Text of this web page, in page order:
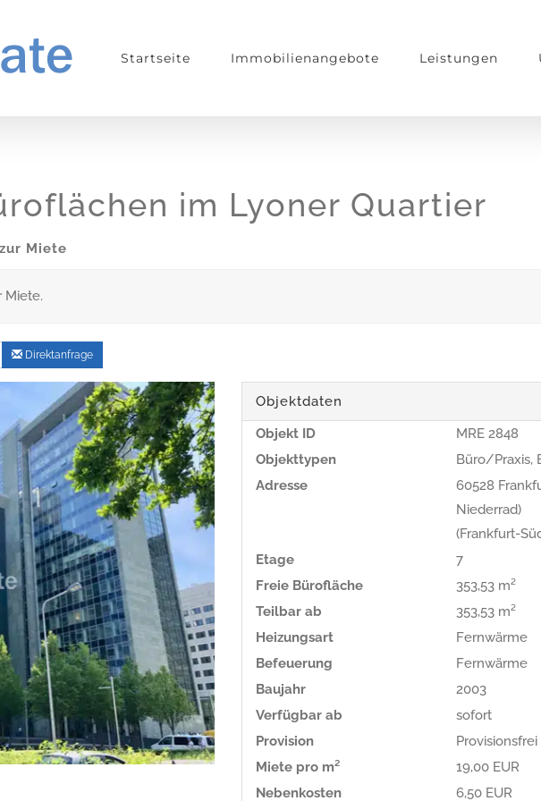
Startseite Immobilienangebote Leistungen
im Lyoner Quartier
Miete
Miete.
Direktanfrage
Objektdaten
Objekt ID
MRE 2848
Objekttypen
Büro/Praxis,
Adresse
60528
Niederrad)
(Frankfurt-
Etage
7
Freie Bürofläche
353,53 m²
Teilbar ab
353,53 m²
Heizungsart
Fernwärme
Befeuerung
Fernwärme
Baujahr
2003
Verfügbar ab
sofort
Provision
Miete pro m²
19,00 EUR
Nebenkosten
6,50 EUR